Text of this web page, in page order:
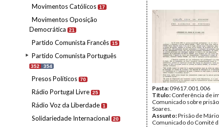
Movimentos Católicos 17
Movimentos Oposição
Democrática
21
Partido Comunista Francês 15
Partido Comunista Português
352 354
Presos Políticos 70
Rádio Portugal Livre 25
Rádio Voz da Liberdade 1
Solidariedade Internacional 20
Pasta:09617.001.006
Título: Conferência de
Comunicado sobre
Soares.
Assunto:Prisão de
Comunicado do Comité